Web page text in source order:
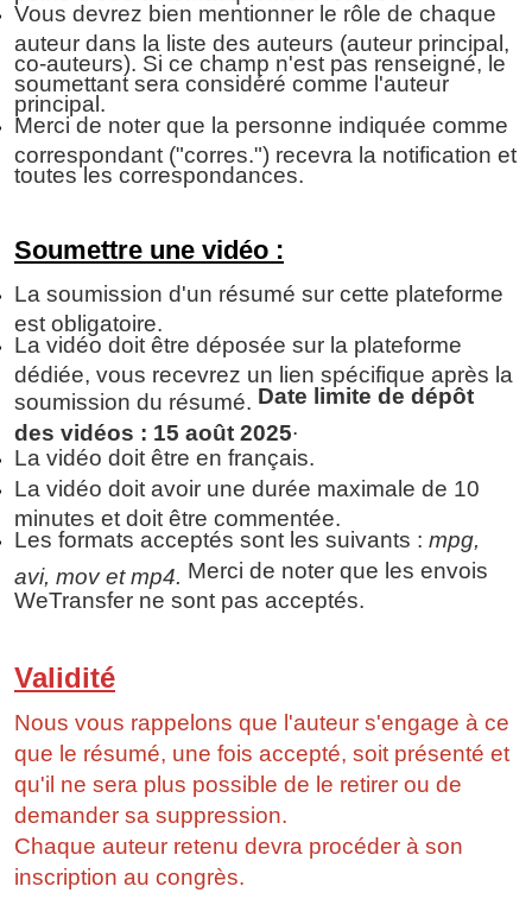
Vous devrez bien mentionner le rôle de chaque
auteur dans la liste des auteurs (auteur principal,
co-auteurs). Si ce champ n'est pas renseigné, le
soumettant sera considéré comme l'auteur
principal.
Merci de noter que la personne indiquée comme
correspondant ("corres.") recevra la notification et
toutes les correspondances.
Soumettre une vidéo :
La soumission d'un résumé sur cette plateforme
est obligatoire.
La vidéo doit être déposée sur la plateforme
dédiée, vous recevrez un lien spécifique après la
soumission du résumé. Date limite de dépôt
des vidéos : 15 août 2025.
La vidéo doit être en français.
La vidéo doit avoir une durée maximale de 10
minutes et doit être commentée.
Les formats acceptés sont les suivants : mpg,
avi, mov et mp4. Merci de noter que les envois
WeTransfer ne sont pas acceptés.
Validité
Nous vous rappelons que l'auteur s'engage à ce
que le résumé, une fois accepté, soit présenté et
qu'il ne sera plus possible de le retirer ou de
demander sa suppression.
Chaque auteur retenu devra procéder à son
inscription au congrès.